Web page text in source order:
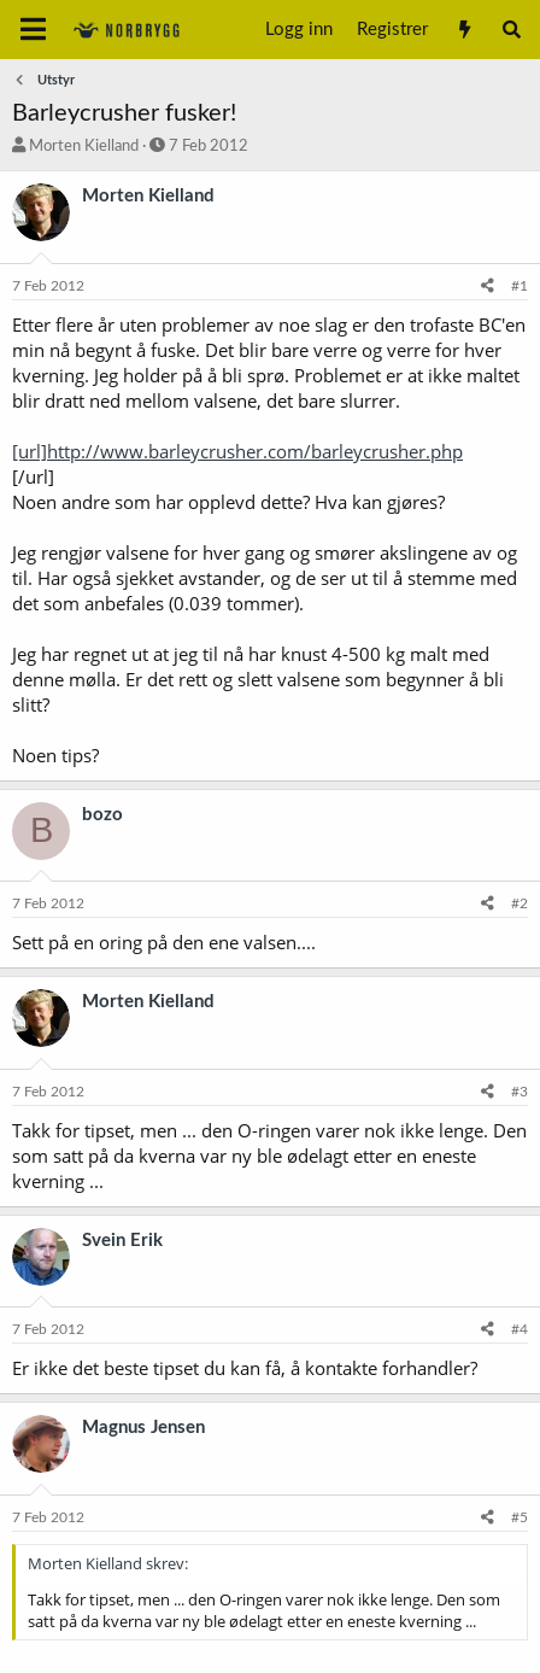
Logg inn Registrer
Utstyr
Barleycrusher fusker!
T
å
d
s
t
e
r
Morten Kielland
S
a
o
7 Feb 2012
Morten Kielland
7 Feb 2012 #1
Etter flere år uten problemer av noe slag er den trofaste BC'en
min nå begynt å fuske. Det blir bare verre og verre for hver
kverning. Jeg holder på å bli sprø. Problemet er at ikke maltet
blir dratt ned mellom valsene, det bare slurrer.
[url]http://www.barleycrusher.com/barleycrusher.php
[/url]
Noen andre som har opplevd dette? Hva kan gjøres?
Jeg rengjør valsene for hver gang og smører akslingene av og
til. Har også sjekket avstander, og de ser ut til å stemme med
det som anbefales (0.039 tommer).
Jeg har regnet ut at jeg til nå har knust 4-500 kg malt med
denne mølla. Er det rett og slett valsene som begynner å bli
slitt?
Noen tips?
B bozo
7 Feb 2012 #2
Sett på en oring på den ene valsen....
Morten Kielland
7 Feb 2012 #3
Takk for tipset, men ... den O-ringen varer nok ikke lenge. Den
som satt på da kverna var ny ble ødelagt etter en eneste
kverning ...
Svein Erik
7 Feb 2012 #4
Er ikke det beste tipset du kan få, å kontakte forhandler?
Magnus Jensen
7 Feb 2012 #5
Morten Kielland skrev:
Takk for tipset, men ... den O-ringen varer nok ikke lenge. Den som
satt på da kverna var ny ble ødelagt etter en eneste kverning ...